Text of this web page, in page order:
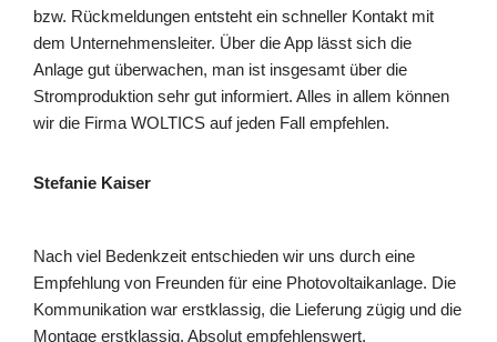
bzw. Rückmeldungen entsteht ein schneller Kontakt mit
dem Unternehmensleiter. Über die App lässt sich die
Anlage gut überwachen, man ist insgesamt über die
Stromproduktion sehr gut informiert. Alles in allem können
wir die Firma WOLTICS auf jeden Fall empfehlen.
Stefanie Kaiser
Nach viel Bedenkzeit entschieden wir uns durch eine
Empfehlung von Freunden für eine Photovoltaikanlage. Die
Kommunikation war erstklassig, die Lieferung zügig und die
Montage erstklassig. Absolut empfehlenswert.